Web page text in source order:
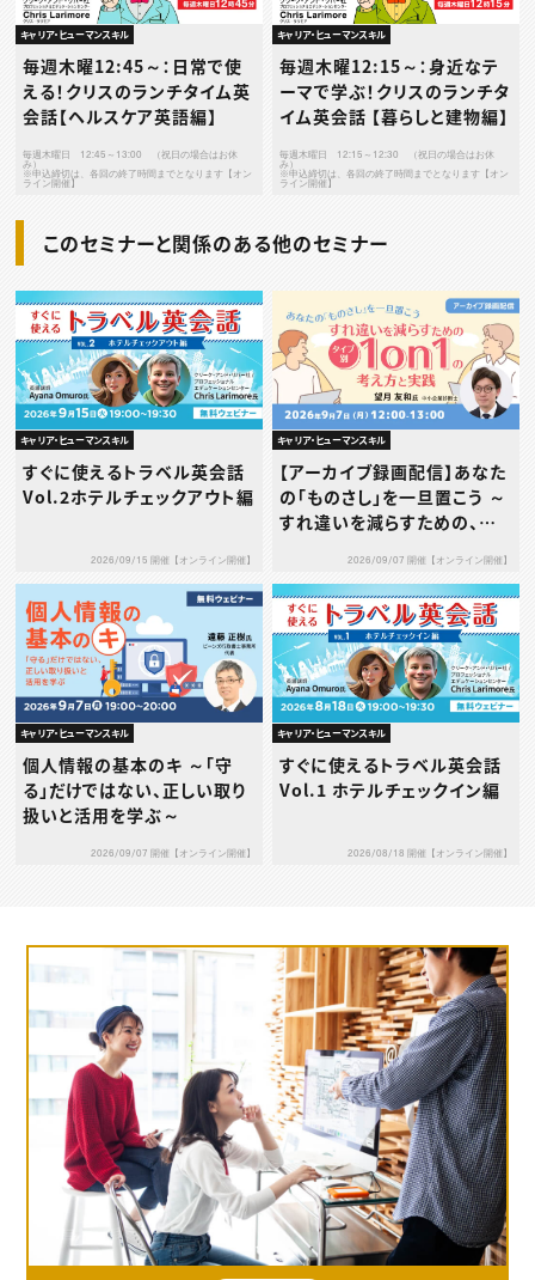
キャリア・ヒューマンスキル
毎週木曜12:45～：日常で使
える！クリスのランチタイム英
会話【ヘルスケア英語編】
毎週木曜日 12:45～13:00 （祝日の場合はお休
み）
※申込締切は、各回の終了時間までとなります【オン
ライン開催】
キャリア・ヒューマンスキル
毎週木曜12:15～：身近なテ
ーマで学ぶ！クリスのランチタ
イム英会話 【暮らしと建物編】
毎週木曜日 12:15～12:30 （祝日の場合はお休
み）
※申込締切は、各回の終了時間までとなります【オン
ライン開催】
このセミナーと関係のある他のセミナー
キャリア・ヒューマンスキル
すぐに使えるトラベル英会話
Vol.2ホテルチェックアウト編
2026/09/15 開催【オンライン開催】
キャリア・ヒューマンスキル
【アーカイブ録画配信】あなた
の「ものさし」を一旦置こう ～
すれ違いを減らすための、タ
2026/09/07 開催【オンライン開催】
キャリア・ヒューマンスキル
個人情報の基本のキ ～「守
る」だけではない、正しい取り
扱いと活用を学ぶ～
2026/09/07 開催【オンライン開催】
キャリア・ヒューマンスキル
すぐに使えるトラベル英会話
Vol.1 ホテルチェックイン編
2026/08/18 開催【オンライン開催】